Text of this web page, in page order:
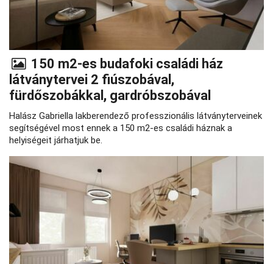
150 m2-es budafoki családi ház
látványtervei 2 fiúszobával,
fürdőszobákkal, gardróbszobával
Halász Gabriella lakberendező professzionális látványterveinek
segítségével most ennek a 150 m2-es családi háznak a
helyiségeit járhatjuk be.